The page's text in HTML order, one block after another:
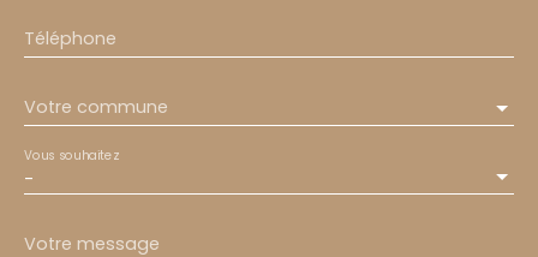
Téléphone
Votre commune
-
Vous souhaitez
Votre message